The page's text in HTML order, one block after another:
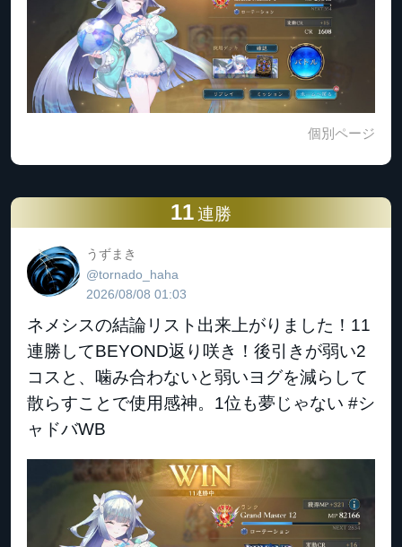
個別ページ
11 連勝
うずまき
@tornado_haha
2026/08/08 01:03
ネメシスの結論リスト出来上がりました！11
連勝してBEYOND返り咲き！後引きが弱い2
コスと、噛み合わないと弱いヨグを減らして
散らすことで使用感神。1位も夢じゃない #シ
ャドバWB